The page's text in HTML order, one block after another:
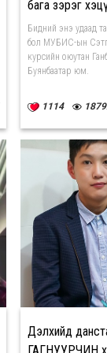
бага зэрэг
Бидний энэ удаад
бол МУБИС-ын
курсийн оюутан
Буянбаатар юм.
1114
Дэлхийд